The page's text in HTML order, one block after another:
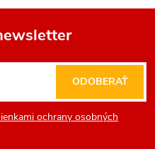
ochrany osobných
ODOBERAŤ